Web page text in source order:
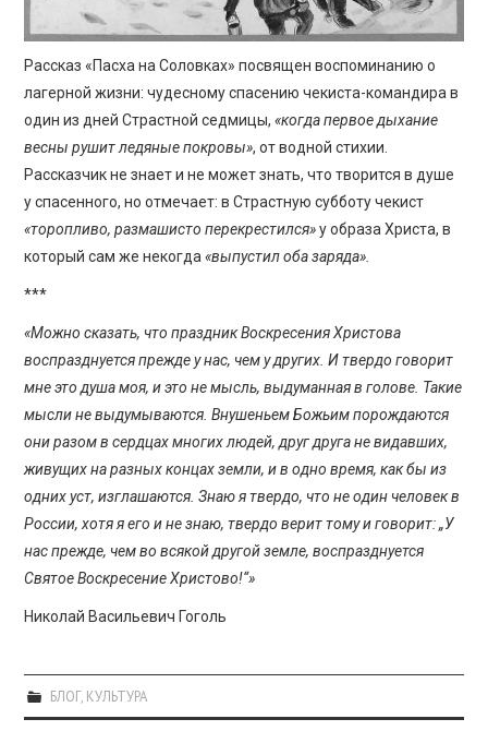
Рассказ «Пасха на Соловках» посвящен воспоминанию о
лагерной жизни: чудесному спасению чекиста-командира в
один из дней Страстной седмицы,«когда первое дыхание
весны рушит ледяные покровы», от водной стихии.
Рассказчик не знает и не может знать, что творится в душе
у спасенного, но отмечает: в Страстную субботу чекист
«торопливо, размашисто перекрестился»у образа Христа, в
который сам же некогда«выпустил оба заряда».
***
«Можно сказать, что праздник Воскресения Христова
воспразднуется прежде у нас, чем у других. И твердо говорит
мне это душа моя, и это не мысль, выдуманная в голове. Такие
мысли не выдумываются. Внушеньем Божьим порождаются
они разом в сердцах многих людей, друг друга не видавших,
живущих на разных концах земли, и в одно время, как бы из
одних уст, изглашаются. Знаю я твердо, что не один человек в
России, хотя я его и не знаю, твердо верит тому и говорит: „У
нас прежде, чем во всякой другой земле, воспразднуется
Святое Воскресение Христово!“»
Николай Васильевич Гоголь
БЛОГ, КУЛЬТУРА